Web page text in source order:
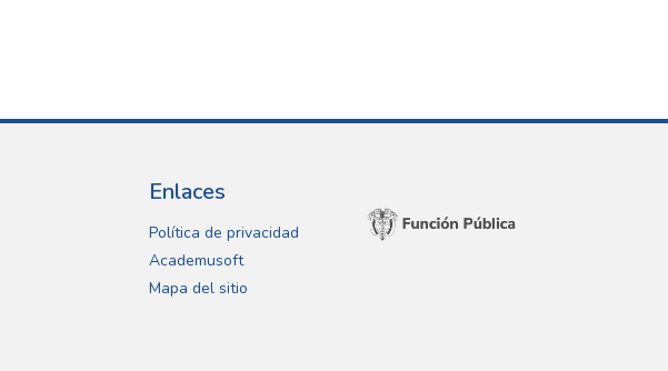
Enlaces
Política de privacidad
Academusoft
Mapa del sitio